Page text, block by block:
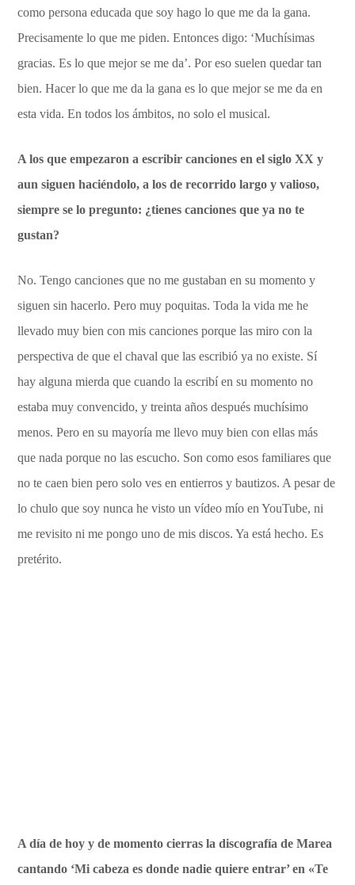
como persona educada que soy hago lo que me da la gana.
Precisamente lo que me piden. Entonces digo: ‘Muchísimas
gracias. Es lo que mejor se me da’. Por eso suelen quedar tan
bien. Hacer lo que me da la gana es lo que mejor se me da en
esta vida. En todos los ámbitos, no solo el musical.
A los que empezaron a escribir canciones en el siglo XX y
aun siguen haciéndolo, a los de recorrido largo y valioso,
siempre se lo pregunto: ¿tienes canciones que ya no te
gustan?
No. Tengo canciones que no me gustaban en su momento y
siguen sin hacerlo. Pero muy poquitas. Toda la vida me he
llevado muy bien con mis canciones porque las miro con la
perspectiva de que el chaval que las escribió ya no existe. Sí
hay alguna mierda que cuando la escribí en su momento no
estaba muy convencido, y treinta años después muchísimo
menos. Pero en su mayoría me llevo muy bien con ellas más
que nada porque no las escucho. Son como esos familiares que
no te caen bien pero solo ves en entierros y bautizos. A pesar de
lo chulo que soy nunca he visto un vídeo mío en YouTube, ni
me revisito ni me pongo uno de mis discos. Ya está hecho. Es
pretérito.
A día de hoy y de momento cierras la discografía de Marea
cantando ‘Mi cabeza es donde nadie quiere entrar’ en «Te